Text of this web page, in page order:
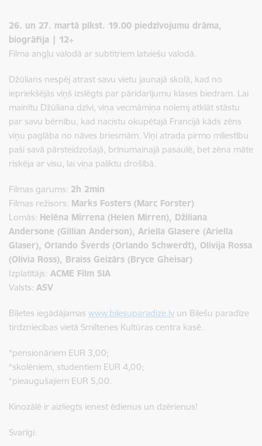
26. un 27. martā plkst. 19.00 piedzīvojumu drāma,
biogrāfija | 12+
Filma angļu valodā ar subtitriem latviešu valodā.
Džūlians nespēj atrast savu vietu jaunajā skolā, kad no
iepriekšējās viņš izslēgts par pāridarījumu klases biedram. Lai
mainītu Džūliana dzīvi, viņa vecmāmiņa nolemj atklāt stāstu
par savu bērnību, kad nacistu okupētajā Francijā kāds zēns
viņu paglāba no nāves briesmām. Viņi atrada pirmo mīlestību
paši savā pārsteidzošajā, brīnumainajā pasaulē, bet zēna māte
riskēja ar visu, lai viņa paliktu drošībā.
Filmas garums: 2h 2min
Filmas režisors: Marks Fosters (Marc Forster)
Lomās: Helēna Mirrena (Helen Mirren), Džiliana
Andersone (Gillian Anderson), Ariella Glasere (Ariella
Glaser), Orlando Šverds (Orlando Schwerdt), Olivija Rossa
(Olivia Ross), Braiss Geizārs (Bryce Gheisar)
Izplatītājs: ACME Film SIA
Valsts: ASV
Biļetes iegādājamas www.bilesuparadize.lv un Biļešu paradīze
tirdzniecības vietā Smiltenes Kultūras centra kasē.
*pensionāriem EUR 3,00;
*skolēniem, studentiem EUR 4,00;
*pieaugušajiem EUR 5,00.
Kinozālē ir aizliegts ienest ēdienus un dzērienus!
Svarīgi: